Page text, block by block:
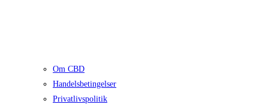
Om CBD
Handelsbetingelser
Privatlivspolitik